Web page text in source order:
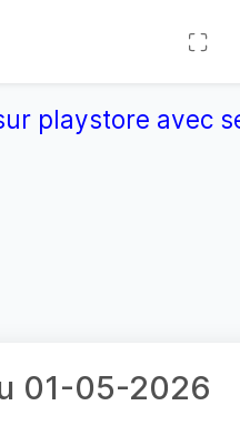
playstore avec
01-05-2026